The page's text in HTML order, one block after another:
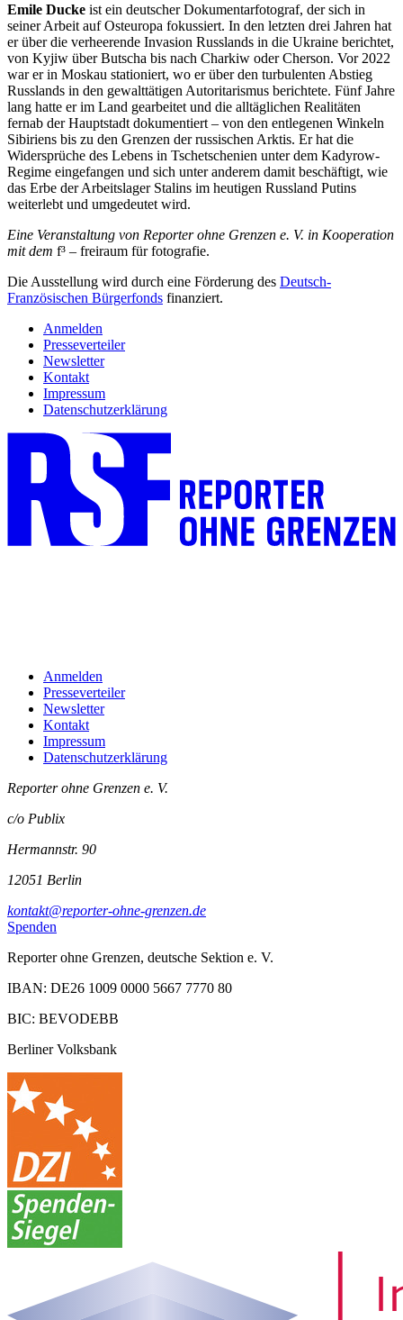
Emile Ducke ist ein deutscher Dokumentarfotograf, der sich in
seiner Arbeit auf Osteuropa fokussiert. In den letzten drei Jahren hat
er über die verheerende Invasion Russlands in die Ukraine berichtet,
von Kyjiw über Butscha bis nach Charkiw oder Cherson. Vor 2022
war er in Moskau stationiert, wo er über den turbulenten Abstieg
Russlands in den gewalttätigen Autoritarismus berichtete. Fünf Jahre
lang hatte er im Land gearbeitet und die alltäglichen Realitäten
fernab der Hauptstadt dokumentiert – von den entlegenen Winkeln
Sibiriens bis zu den Grenzen der russischen Arktis. Er hat die
Widersprüche des Lebens in Tschetschenien unter dem Kadyrow-
Regime eingefangen und sich unter anderem damit beschäftigt, wie
das Erbe der Arbeitslager Stalins im heutigen Russland Putins
weiterlebt und umgedeutet wird.
Eine Veranstaltung von Reporter ohne Grenzen e. V. in Kooperation
mit dem f³ – freiraum für fotografie.
Die Ausstellung wird durch eine Förderung des Deutsch-
Französischen Bürgerfonds finanziert.
Anmelden
Presseverteiler
Newsletter
Kontakt
Impressum
Datenschutzerklärung
Anmelden
Presseverteiler
Newsletter
Kontakt
Impressum
Datenschutzerklärung
Reporter ohne Grenzen e. V.
c/o Publix
Hermannstr. 90
12051 Berlin
kontakt@reporter-ohne-grenzen.de
Spenden
Reporter ohne Grenzen, deutsche Sektion e. V.
IBAN: DE26 1009 0000 5667 7770 80
BIC: BEVODEBB
Berliner Volksbank